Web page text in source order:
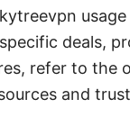
deals,
refer to the
and